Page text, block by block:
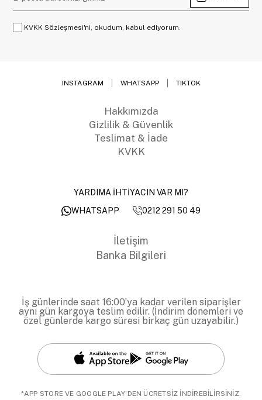
KVKK Sözleşmesi'ni, okudum, kabul ediyorum.
INSTAGRAM WHATSAPP TIKTOK
Hakkımızda
Gizlilik & Güvenlik
Teslimat & İade
KVKK
YARDIMA İHTİYACIN VAR MI?
WHATSAPP
0212 291 50 49
İletişim
Banka Bilgileri
İş günlerinde saat 16:00’ya kadar verilen siparişler
aynı gün kargoya teslim edilir. (İndirim dönemleri ve
özel günlerde kargo süresi birkaç gün uzayabilir.)
*APP STORE VE GOOGLE PLAY'DEN ÜCRETSİZ İNDİREBİLİRSİNİZ.